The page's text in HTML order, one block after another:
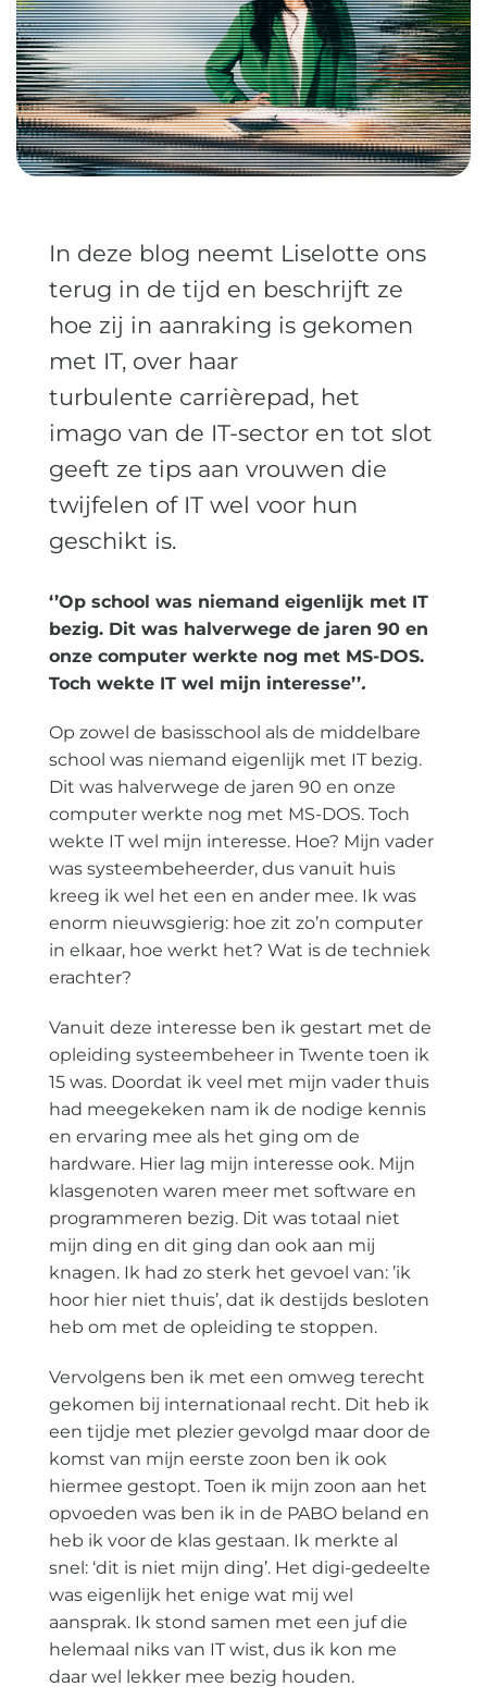
In deze blog neemt Liselotte ons
terug in de tijd en beschrijft ze
hoe zij in aanraking is gekomen
met IT, over haar
turbulente carrièrepad, het
imago van de IT-sector en tot slot
geeft ze tips aan vrouwen die
twijfelen of IT wel voor hun
geschikt is.
‘’Op school was niemand eigenlijk met IT
bezig. Dit was halverwege de jaren 90 en
onze computer werkte nog met MS-DOS.
Toch wekte IT wel mijn interesse’’.
Op zowel de basisschool als de middelbare
school was niemand eigenlijk met IT bezig.
Dit was halverwege de jaren 90 en onze
computer werkte nog met MS-DOS. Toch
wekte IT wel mijn interesse. Hoe? Mijn vader
was systeembeheerder, dus vanuit huis
kreeg ik wel het een en ander mee. Ik was
enorm nieuwsgierig: hoe zit zo’n computer
in elkaar, hoe werkt het? Wat is de techniek
erachter?
Vanuit deze interesse ben ik gestart met de
opleiding systeembeheer in Twente toen ik
15 was. Doordat ik veel met mijn vader thuis
had meegekeken nam ik de nodige kennis
en ervaring mee als het ging om de
hardware. Hier lag mijn interesse ook. Mijn
klasgenoten waren meer met software en
programmeren bezig. Dit was totaal niet
mijn ding en dit ging dan ook aan mij
knagen. Ik had zo sterk het gevoel van: ’ik
hoor hier niet thuis’, dat ik destijds besloten
heb om met de opleiding te stoppen.
Vervolgens ben ik met een omweg terecht
gekomen bij internationaal recht. Dit heb ik
een tijdje met plezier gevolgd maar door de
komst van mijn eerste zoon ben ik ook
hiermee gestopt. Toen ik mijn zoon aan het
opvoeden was ben ik in de PABO beland en
heb ik voor de klas gestaan. Ik merkte al
snel: ‘dit is niet mijn ding’. Het digi-gedeelte
was eigenlijk het enige wat mij wel
aansprak. Ik stond samen met een juf die
helemaal niks van IT wist, dus ik kon me
daar wel lekker mee bezig houden.